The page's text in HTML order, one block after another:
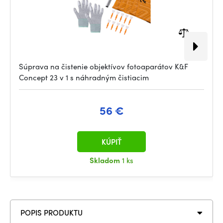
Súprava na čistenie objektívov fotoaparátov K&F
Concept 23 v 1 s náhradným čistiacim
56 €
Skladom1 ks
KÚPIŤ
POPIS PRODUKTU